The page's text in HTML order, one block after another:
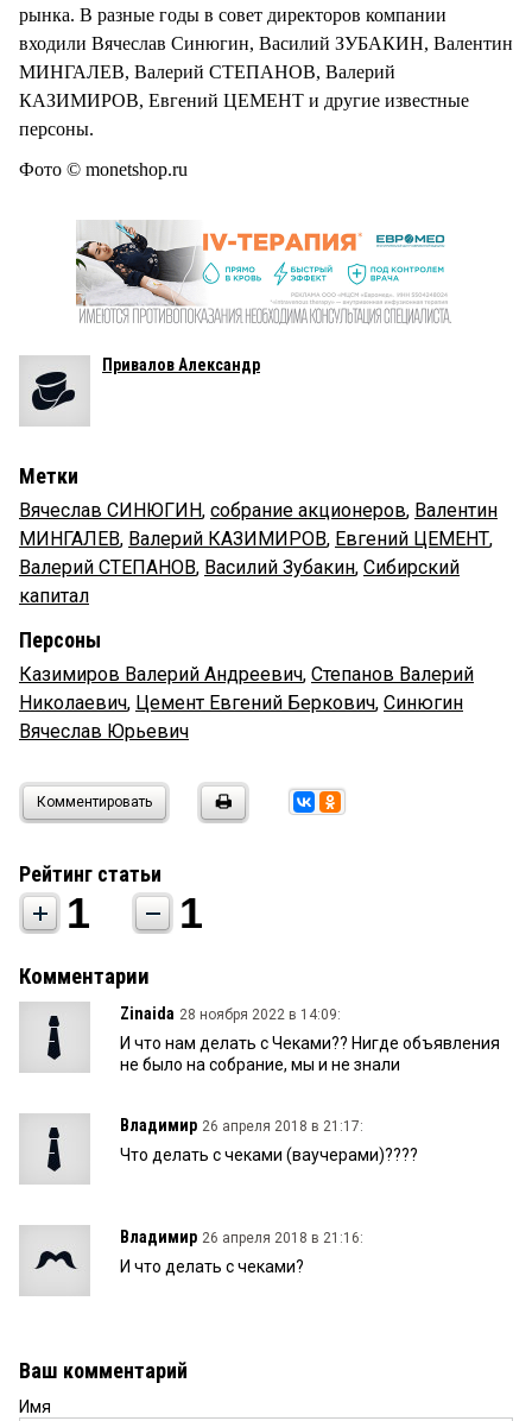
рынка. В разные годы в совет директоров компании
входили Вячеслав Синюгин, Василий ЗУБАКИН, Валентин
МИНГАЛЕВ, Валерий СТЕПАНОВ, Валерий
КАЗИМИРОВ, Евгений ЦЕМЕНТ и другие известные
персоны.
Фото © monetshop.ru
Привалов Александр
Метки
Вячеслав СИНЮГИН, собрание акционеров, Валентин
МИНГАЛЕВ, Валерий КАЗИМИРОВ, Евгений ЦЕМЕНТ,
Валерий СТЕПАНОВ, Василий Зубакин, Сибирский
капитал
Персоны
Казимиров Валерий Андреевич, Степанов Валерий
Николаевич, Цемент Евгений Беркович, Синюгин
Вячеслав Юрьевич
Комментировать
Рейтинг статьи
1 1
Комментарии
Zinaida 28 ноября 2022 в 14:09:
И что нам делать с Чеками?? Нигде объявления
не было на собрание, мы и не знали
Владимир 26 апреля 2018 в 21:17:
Что делать с чеками (ваучерами)????
Владимир 26 апреля 2018 в 21:16:
И что делать с чеками?
Ваш комментарий
Имя